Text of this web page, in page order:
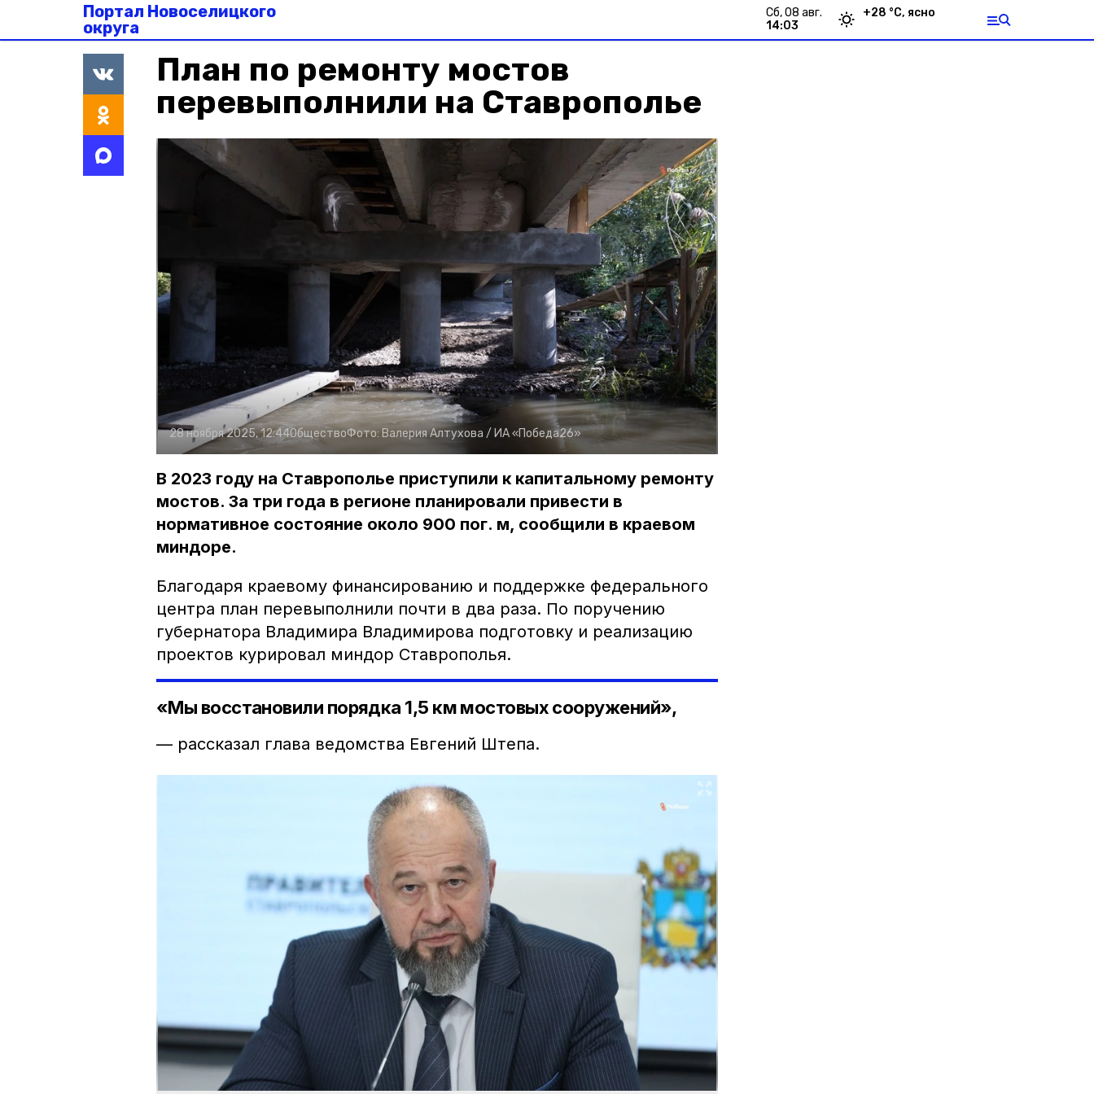
Портал Новоселицкого
округа
сб, 08 авг.
14:03
+28 °С, ясно
План по ремонту мостов
перевыполнили на Ставрополье
28 ноября 2025, 12:44ОбществоФото:Валерия Алтухова / ИА «Победа26»
В 2023 году на Ставрополье приступили к капитальному ремонту
мостов. За три года в регионе планировали привести в
нормативное состояние около 900 пог. м, сообщили в краевом
миндоре.
Благодаря краевому финансированию и поддержке федерального
центра план перевыполнили почти в два раза. По поручению
губернатора Владимира Владимирова подготовку и реализацию
проектов курировал миндор Ставрополья.
«Мы восстановили порядка 1,5 км мостовых сооружений»,
— рассказал глава ведомства Евгений Штепа.